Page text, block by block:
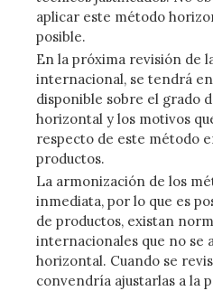
aplicar este método
posible.
En la próxima revisión de
internacional, se tendrá
disponible sobre el grado
horizontal y los motivos
respecto de este método
productos.
La armonización de los
inmediata, por lo que es
de productos, existan
internacionales que no se
horizontal. Cuando se
convendría ajustarlas a la